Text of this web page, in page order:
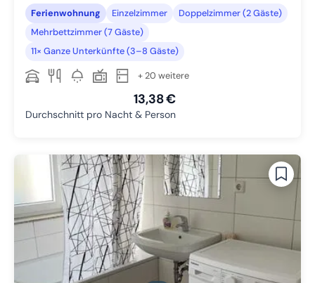
Ferienwohnung Einzelzimmer
Doppelzimmer (2 Gäste)
Mehrbettzimmer (7 Gäste)
11× Ganze Unterkünfte (3–8 Gäste)
+ 20 weitere
13,38 €
Durchschnitt pro Nacht & Person